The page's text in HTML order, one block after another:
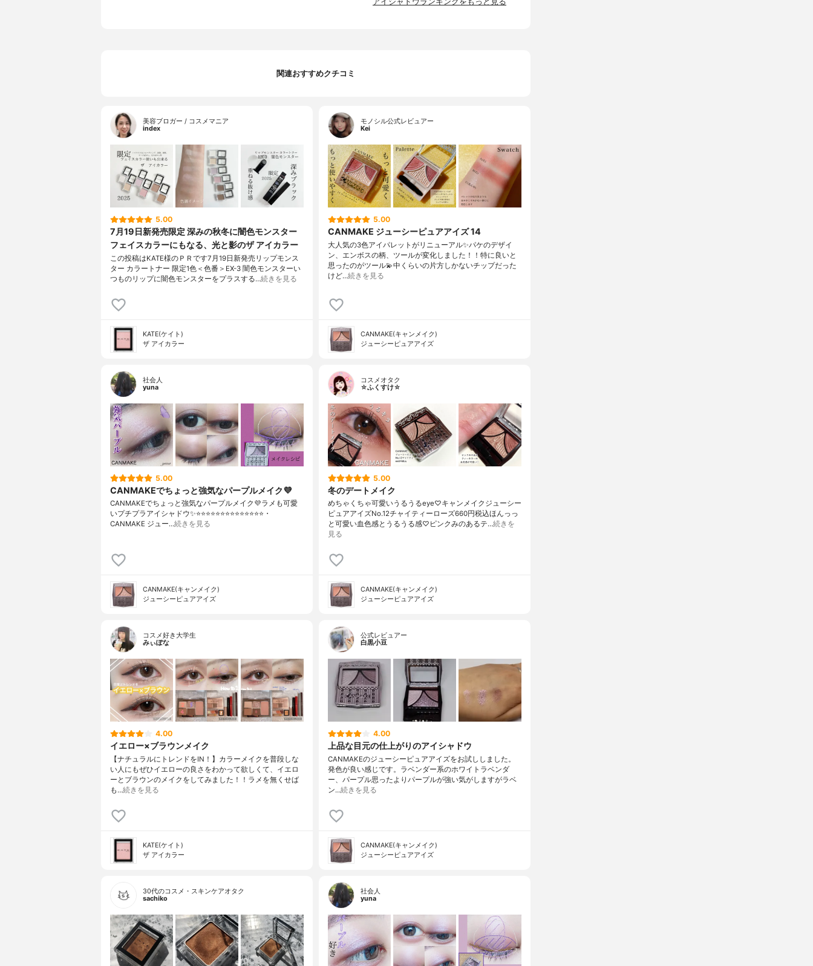
関連おすすめクチコミ
美容ブロガー / コスメマニア
index
5.00
7月19日新発売限定 深みの秋冬に闇色モンスター
フェイスカラーにもなる、光と影のザ アイカラー
この投稿はKATE様のＰＲです7月19日新発売リップモンス
ター カラートナー 限定1色＜色番＞EX-3 闇色モンスターい
つものリップに闇色モンスターをプラスする…続きを見る
KATE(ケイト)
ザ アイカラー
モノシル公式レビュアー
Kei
5.00
CANMAKE ジューシーピュアアイズ 14
大人気の3色アイパレットがリニューアル✨パケのデザイ
ン、エンボスの柄、ツールが変化しました！！特に良いと
思ったのがツール💫中くらいの片方しかないチップだった
けど…続きを見る
CANMAKE(キャンメイク)
ジューシーピュアアイズ
社会人
yuna
5.00
CANMAKEでちょっと強気なパープルメイク💜
CANMAKEでちょっと強気なパープルメイク💜ラメも可愛
いプチプラアイシャドウ✨⭐️⭐️⭐️⭐️⭐️⭐️⭐️⭐️⭐️⭐️⭐️⭐️⭐️⭐️・
CANMAKE ジュー…続きを見る
CANMAKE(キャンメイク)
ジューシーピュアアイズ
コスメオタク
☆ふくすけ☆
5.00
冬のデートメイク
めちゃくちゃ可愛いうるうるeye♡キャンメイクジューシー
ピュアアイズNo.12チャイティーローズ660円税込ほんっっ
と可愛い血色感とうるうる感♡ピンクみのあるテ…続きを
見る
CANMAKE(キャンメイク)
ジューシーピュアアイズ
コスメ好き大学生
みぃぽな
4.00
イエロー×ブラウンメイク
【ナチュラルにトレンドをIN！】カラーメイクを普段しな
い人にもぜひイエローの良さをわかって欲しくて、イエロ
ーとブラウンのメイクをしてみました！！ラメを無くせば
も…続きを見る
KATE(ケイト)
ザ アイカラー
公式レビュアー
白黒小豆
4.00
上品な目元の仕上がりのアイシャドウ
CANMAKEのジューシーピュアアイズをお試ししました。
発色が良い感じです。ラベンダー系のホワイトラベンダ
ー、パープル思ったよりパープルが強い気がしますがラベ
ン…続きを見る
CANMAKE(キャンメイク)
ジューシーピュアアイズ
30代のコスメ・スキンケアオタク
sachiko
社会人
yuna